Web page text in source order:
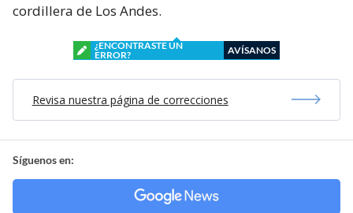
cordillera de Los Andes.
¿ENCONTRASTE UN
ERROR?
AVÍSANOS
Revisa nuestra página de correcciones
Síguenos en: